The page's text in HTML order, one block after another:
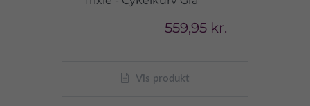
559,95 kr.
Vis produkt